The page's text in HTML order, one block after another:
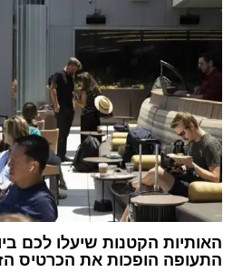
האותיות הקטנות שיעלו לכם
התעופה הופכות את הכרטיס